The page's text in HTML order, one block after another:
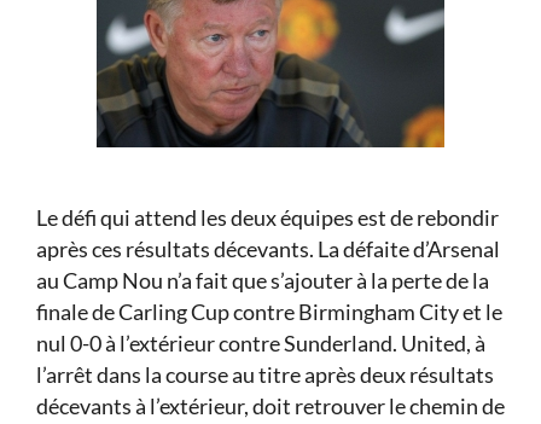
Le défi qui attend les deux équipes est de rebondir
après ces résultats décevants. La défaite d’Arsenal
au Camp Nou n’a fait que s’ajouter à la perte de la
finale de Carling Cup contre Birmingham City et le
nul 0-0 à l’extérieur contre Sunderland. United, à
l’arrêt dans la course au titre après deux résultats
décevants à l’extérieur, doit retrouver le chemin de